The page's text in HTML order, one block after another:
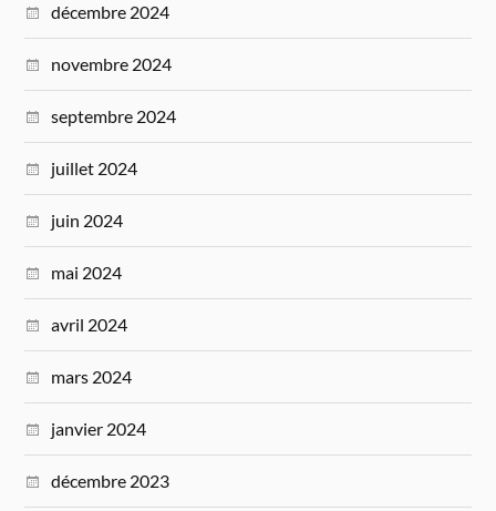
décembre 2024
novembre 2024
septembre 2024
juillet 2024
juin 2024
mai 2024
avril 2024
mars 2024
janvier 2024
décembre 2023